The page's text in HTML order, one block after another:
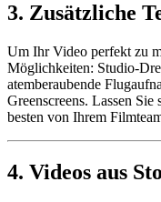
3. Zusätzliche
Um Ihr Video perfekt zu
Möglichkeiten: Studio-
atemberaubende
Greenscreens. Lassen
besten von Ihrem
4. Videos aus